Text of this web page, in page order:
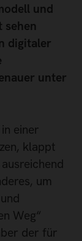
und
sehen
digitaler
unter
einer
klappt
um
Weg“
der für